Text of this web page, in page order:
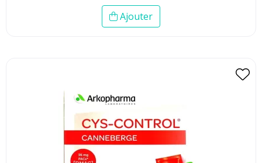
Ajouter